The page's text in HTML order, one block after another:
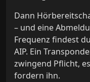
Dann
– und eine
Frequenz findest
AIP. Ein
zwingend Pflicht,
fordern ihn.